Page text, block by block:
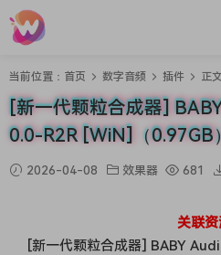
当前位置： 首页 数字音频 插件 正文
[新一代颗粒合成器]
0.0-R2R [WiN]（0.97GB）
2026-04-08 效果器 681
关联资
[新一代颗粒合成器] BABY